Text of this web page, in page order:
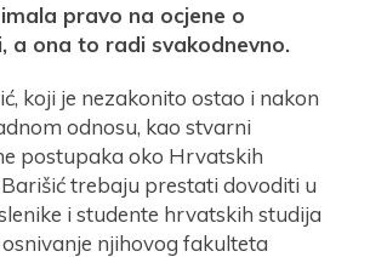
pravo na ocjene o
a ona to radi svakodnevno.
koji je nezakonito ostao i nakon
odnosu, kao stvarni
postupaka oko Hrvatskih
trebaju prestati dovoditi u
i studente hrvatskih studija
njihovog fakulteta